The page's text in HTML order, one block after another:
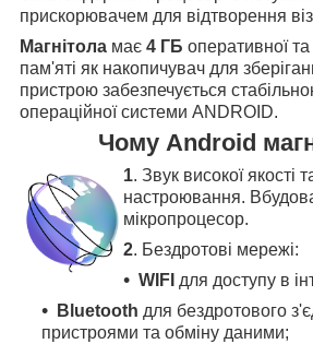
прискорювачем для відтворення
Магнітола має 4 ГБ оперативної та
пам'яті як накопичувач для
пристрою забезпечується
операційної системи ANDROID.
Чому Android
1. Звук високої якості
настроювання.
мікропроцесор.
2. Бездротові мережі:
WIFI для доступу в
Bluetooth для бездротового
пристроями та обміну даними;